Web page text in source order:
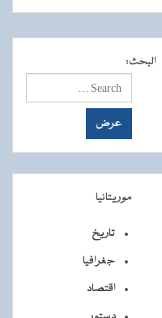
البحث:
موريتانيا
تاريخ
جغرافيا
اقتصاد